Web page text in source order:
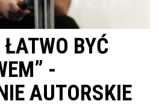
BYĆ
-
AUTORSKIE